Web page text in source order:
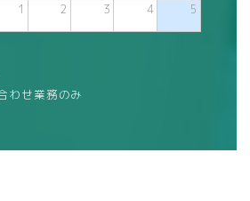
1 2 3 4 5
わせ業務のみ